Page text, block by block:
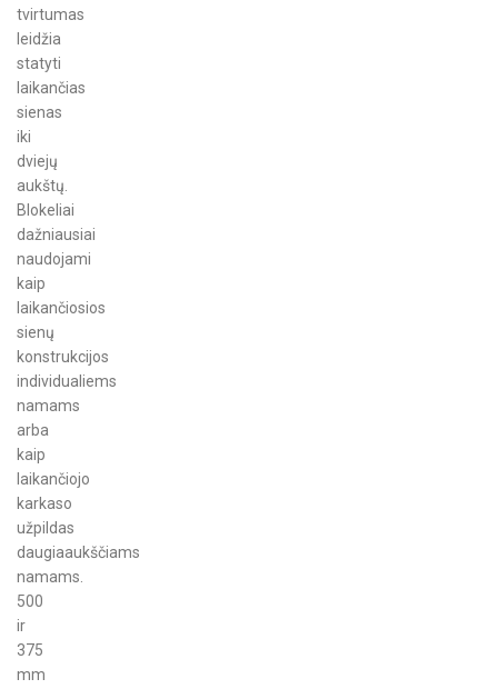
tvirtumas
leidžia
statyti
laikančias
sienas
iki
dviejų
aukštų.
Blokeliai
dažniausiai
naudojami
kaip
laikančiosios
sienų
konstrukcijos
individualiems
namams
arba
kaip
laikančiojo
karkaso
užpildas
daugiaaukščiams
namams.
500
ir
375
mm